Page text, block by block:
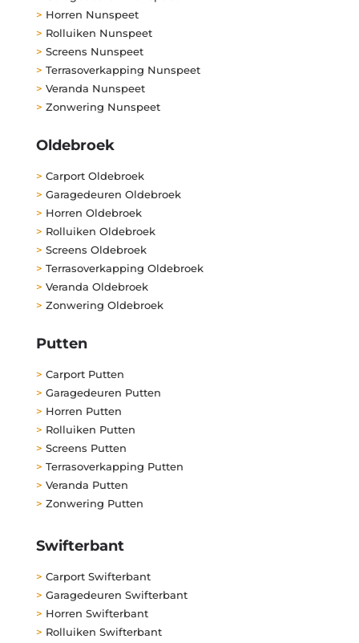
> Horren Nunspeet
> Rolluiken Nunspeet
> Screens Nunspeet
> Terrasoverkapping Nunspeet
> Veranda Nunspeet
> Zonwering Nunspeet
Oldebroek
> Carport Oldebroek
> Garagedeuren Oldebroek
> Horren Oldebroek
> Rolluiken Oldebroek
> Screens Oldebroek
> Terrasoverkapping Oldebroek
> Veranda Oldebroek
> Zonwering Oldebroek
Putten
> Carport Putten
> Garagedeuren Putten
> Horren Putten
> Rolluiken Putten
> Screens Putten
> Terrasoverkapping Putten
> Veranda Putten
> Zonwering Putten
Swifterbant
> Carport Swifterbant
> Garagedeuren Swifterbant
> Horren Swifterbant
> Rolluiken Swifterbant